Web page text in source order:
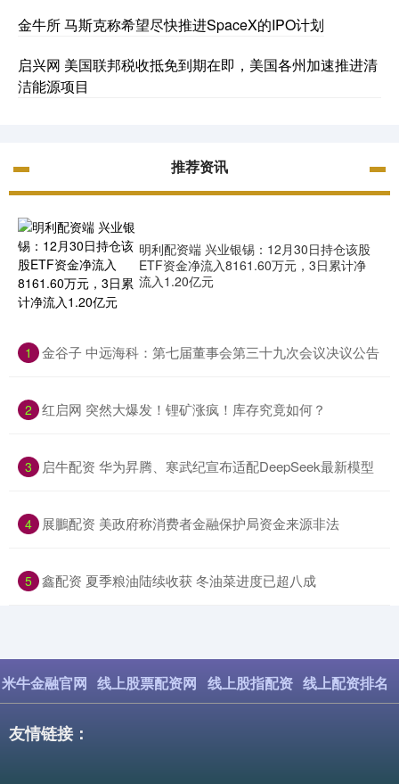
金牛所 马斯克称希望尽快推进SpaceX的IPO计划
启兴网 美国联邦税收抵免到期在即，美国各州加速推进清
洁能源项目
推荐资讯
明利配资端 兴业银锡：12月30日持仓该股
ETF资金净流入8161.60万元，3日累计净
流入1.20亿元
1 ​金谷子 中远海科：第七届董事会第三十九次会议决议公告
2 ​红启网 突然大爆发！锂矿涨疯！库存究竟如何？
3 ​启牛配资 华为昇腾、寒武纪宣布适配DeepSeek最新模型
4 ​展鵬配资 美政府称消费者金融保护局资金来源非法
5 ​鑫配资 夏季粮油陆续收获 冬油菜进度已超八成
米牛金融官网 线上股票配资网 线上股指配资 线上配资排名
友情链接：